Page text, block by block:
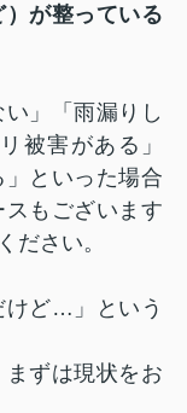
が整っている
」「雨漏りし
被害がある」
」といった場合
もございます
ださい。
けど…」という
ずは現状をお